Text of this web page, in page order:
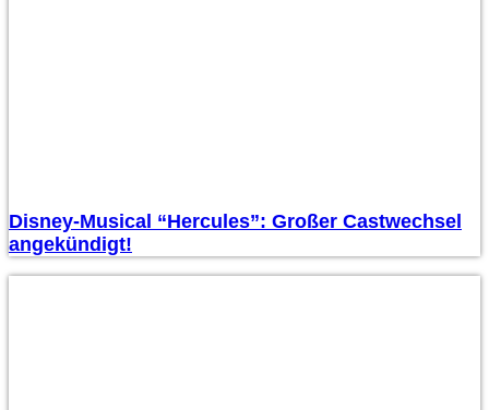
Disney-Musical “Hercules”: Großer Castwechsel
angekündigt!